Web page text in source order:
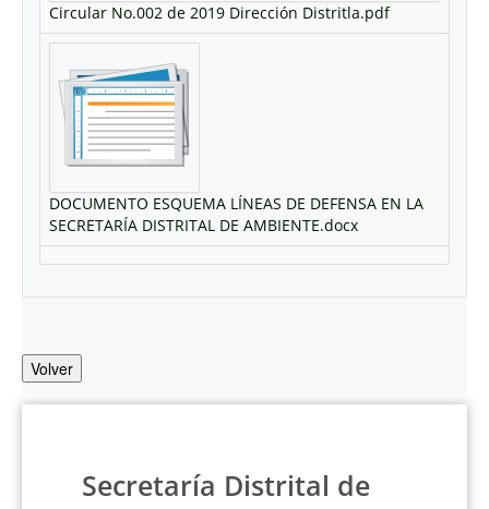
Circular No.002 de 2019 Dirección Distritla.pdf
DOCUMENTO ESQUEMA LÍNEAS DE DEFENSA EN LA
SECRETARÍA DISTRITAL DE AMBIENTE.docx
Volver
Secretaría Distrital de